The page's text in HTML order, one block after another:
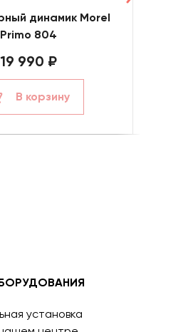
динамик Morel
Primo 804
19 990 ₽
В корзину
установка